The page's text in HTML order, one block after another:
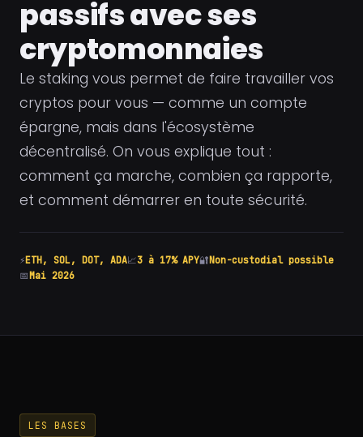
passifs avec ses
cryptomonnaies
Le staking vous permet de faire travailler vos
cryptos pour vous — comme un compte
épargne, mais dans l'écosystème
décentralisé. On vous explique tout :
comment ça marche, combien ça rapporte,
et comment démarrer en toute sécurité.
⚡ETH, SOL, DOT, ADA📈3 à 17% APY🔐Non-custodial possible
📅Mai 2026
LES BASES